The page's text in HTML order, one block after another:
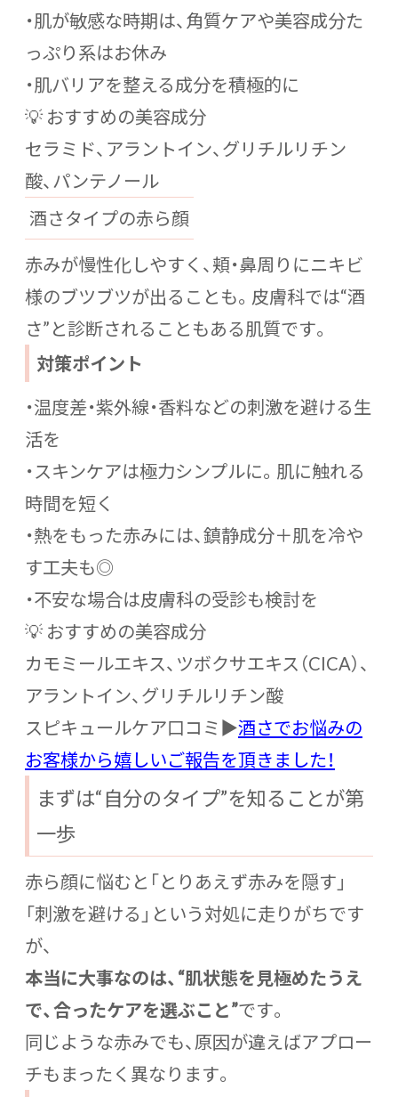
・肌が敏感な時期は、角質ケアや美容成分た
っぷり系はお休み
・肌バリアを整える成分を積極的に
💡 おすすめの美容成分
セラミド、アラントイン、グリチルリチン
酸、パンテノール
酒さタイプの赤ら顔
赤みが慢性化しやすく、頬・鼻周りにニキビ
様のブツブツが出ることも。皮膚科では“酒
さ”と診断されることもある肌質です。
対策ポイント
・温度差・紫外線・香料などの刺激を避ける生
活を
・スキンケアは極力シンプルに。肌に触れる
時間を短く
・熱をもった赤みには、鎮静成分＋肌を冷や
す工夫も◎
・不安な場合は皮膚科の受診も検討を
💡 おすすめの美容成分
カモミールエキス、ツボクサエキス（CICA）、
アラントイン、グリチルリチン酸
スピキュールケア口コミ▶酒さでお悩みの
お客様から嬉しいご報告を頂きました！
まずは“自分のタイプ”を知ることが第
一歩
赤ら顔に悩むと「とりあえず赤みを隠す」
「刺激を避ける」という対処に走りがちです
が、
本当に大事なのは、“肌状態を見極めたうえ
で、合ったケアを選ぶこと”です。
同じような赤みでも、原因が違えばアプロー
チもまったく異なります。